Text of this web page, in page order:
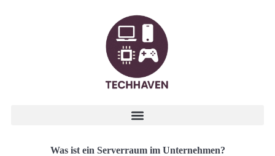
Was ist ein Serverraum im Unternehmen?